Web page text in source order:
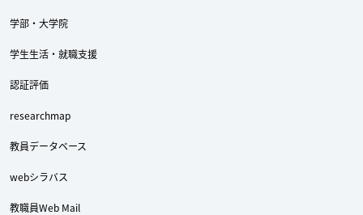
学部・大学院
学生生活・就職支援
認証評価
researchmap
教員データベース
webシラバス
教職員Web Mail